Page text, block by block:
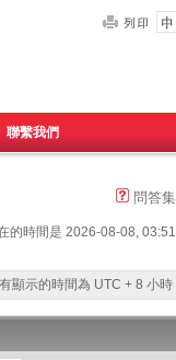
聯繫我們
問答集
的時間是 2026-08-08, 03:51
顯示的時間為 UTC + 8 小時